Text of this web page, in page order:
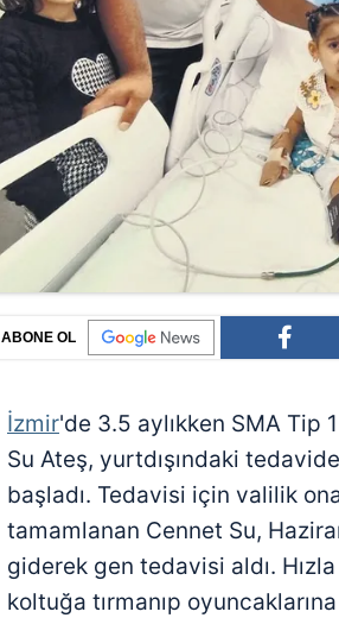
ABONE OL
İzmir'de 3.5 aylıkken SMA Tip
Su Ateş, yurtdışındaki
başladı. Tedavisi için valilik
tamamlanan Cennet Su,
giderek gen tedavisi aldı.
koltuğa tırmanıp